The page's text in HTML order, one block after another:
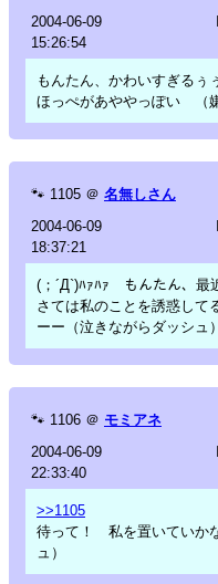
2004-06-09
15:26:54
もんたん、かわいすぎるぅ
ほっぺがあややっぽい （
🐾 1105 ＠ 名無しさん
2004-06-09
18:37:21
(；´Д`)ﾊｧﾊｧ もんたん、最
さては私のことを誘惑して
ーー（泣きながらダッシュ）
🐾 1106 ＠ モミアネ
2004-06-09
22:33:40
>>1105
待って！ 私を置いていか
ュ）